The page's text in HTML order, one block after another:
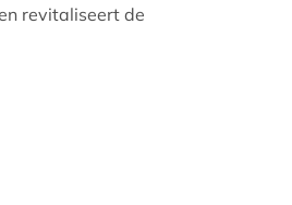
revitaliseert de